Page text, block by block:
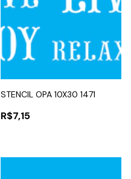
STENCIL OPA 10X30 1471
R$7,15